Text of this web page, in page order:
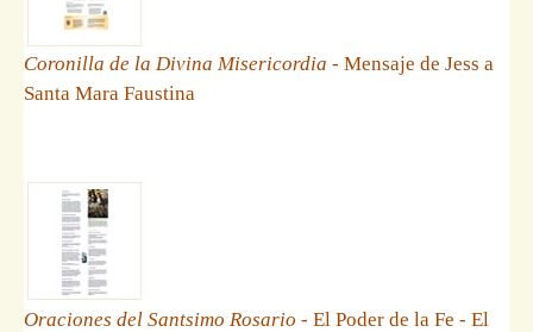
Coronilla de la Divina Misericordia - Mensaje de Jess a
Santa Mara Faustina
Oraciones del Santsimo Rosario - El Poder de la Fe - El